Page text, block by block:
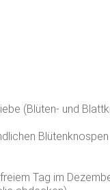
(Blüten- und
Blütenknospen
Tag im